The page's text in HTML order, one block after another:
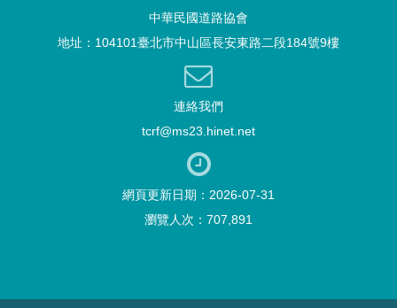
中華民國道路協會
地址：104101臺北市中山區長安東路二段184號9樓
連絡我們
tcrf@ms23.hinet.net
網頁更新日期：2026-07-31
瀏覽人次：707,891